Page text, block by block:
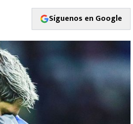
Síguenos en Google